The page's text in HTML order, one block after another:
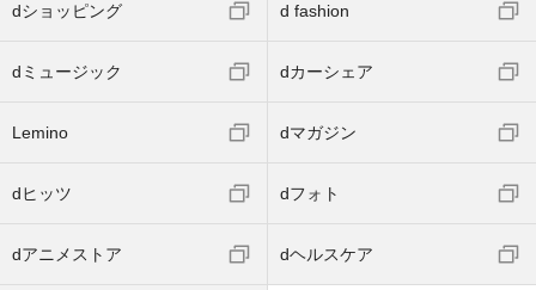
dショッピング d fashion
dミュージック dカーシェア
Lemino dマガジン
dヒッツ dフォト
dアニメストア dヘルスケア